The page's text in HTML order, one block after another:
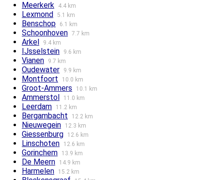
Meerkerk
4.4 km
Lexmond 5.1 km
Benschop 6.1 km
Schoonhoven 7.7 km
Arkel 9.4 km
IJsselstein 9.6 km
Vianen 9.7 km
Oudewater 9.9 km
Montfoort 10.0 km
Groot-Ammers 10.1 km
Ammerstol 11.0 km
Leerdam 11.2 km
Bergambacht 12.2 km
Nieuwegein 12.3 km
Giessenburg 12.6 km
Linschoten 12.6 km
Gorinchem 13.9 km
De Meern 14.9 km
Harmelen 15.2 km